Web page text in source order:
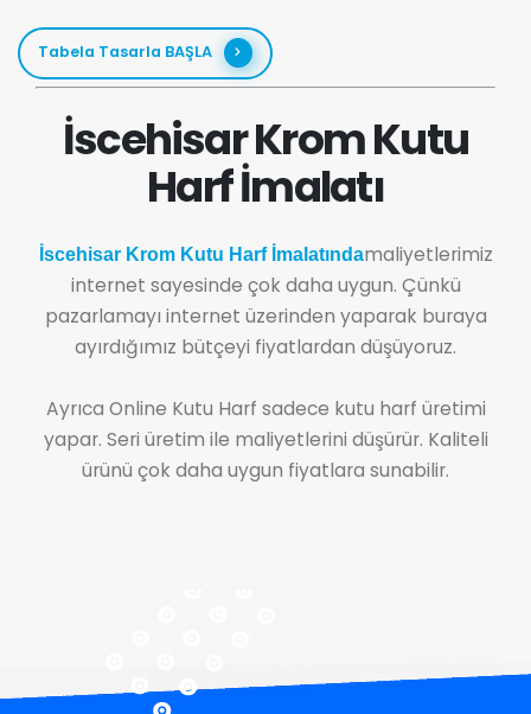
Tabela Tasarla BAŞLA
İscehisar Krom Kutu
Harf İmalatı
İscehisar Krom Kutu Harf İmalatındamaliyetlerimiz
internet sayesinde çok daha uygun. Çünkü
pazarlamayı internet üzerinden yaparak buraya
ayırdığımız bütçeyi fiyatlardan düşüyoruz.
Ayrıca Online Kutu Harf sadece kutu harf üretimi
yapar. Seri üretim ile maliyetlerini düşürür. Kaliteli
ürünü çok daha uygun fiyatlara sunabilir.